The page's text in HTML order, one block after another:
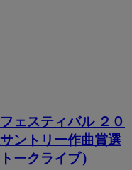
ェスティバル ２０
ントリー作曲賞選
ークライブ）